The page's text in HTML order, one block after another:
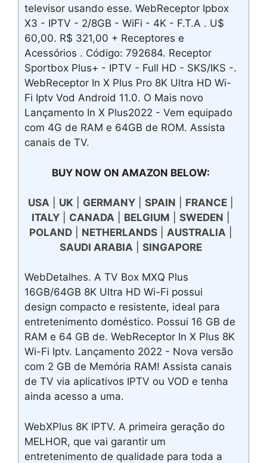
televisor usando esse. WebReceptor Ipbox
X3 - IPTV - 2/8GB - WiFi - 4K - F.T.A . U$
60,00. R$ 321,00 + Receptores e
Acessórios . Código: 792684. Receptor
Sportbox Plus+ - IPTV - Full HD - SKS/IKS -.
WebReceptor In X Plus Pro 8K Ultra HD Wi-
Fi Iptv Vod Android 11.0. O Mais novo
Lançamento In X Plus2022 - Vem equipado
com 4G de RAM e 64GB de ROM. Assista
canais de TV.
BUY NOW ON AMAZON BELOW:
USA UK GERMANY| SPAIN FRANCE|
ITALY| CANADA BELGIUM SWEDEN
POLAND| NETHERLANDS| AUSTRALIA
SAUDI ARABIA
SINGAPORE
WebDetalhes. A TV Box MXQ Plus
16GB/64GB 8K Ultra HD Wi-Fi possui
design compacto e resistente, ideal para
entretenimento doméstico. Possui 16 GB de
RAM e 64 GB de. WebReceptor In X Plus 8K
Wi-Fi Iptv. Lançamento 2022 - Nova versão
com 2 GB de Memória RAM! Assista canais
de TV via aplicativos IPTV ou VOD e tenha
ainda acesso a uma.
WebXPlus 8K IPTV. A primeira geração do
MELHOR, que vai garantir um
entretenimento de qualidade para toda a